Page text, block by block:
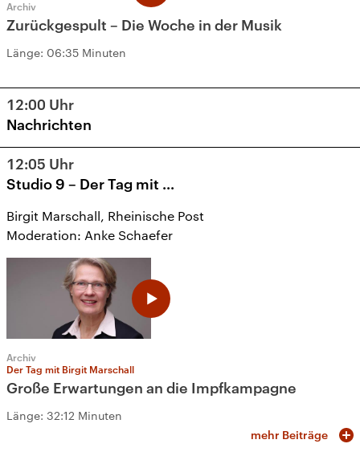
Archiv
Zurückgespult – Die Woche in der Musik
Länge: 06:35 Minuten
12:00 Uhr
Nachrichten
12:05 Uhr
Studio 9 – Der Tag mit ...
Birgit Marschall, Rheinische Post
Moderation: Anke Schaefer
Archiv
Der Tag mit Birgit Marschall
Große Erwartungen an die Impfkampagne
Länge: 32:12 Minuten
mehr Beiträge